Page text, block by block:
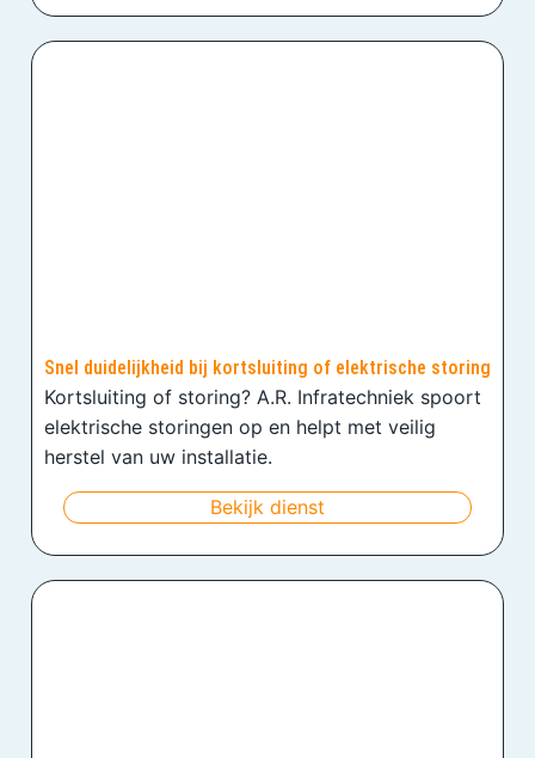
Snel duidelijkheid bij kortsluiting of elektrische storing
Kortsluiting of storing? A.R. Infratechniek spoort
elektrische storingen op en helpt met veilig
herstel van uw installatie.
Bekijk dienst